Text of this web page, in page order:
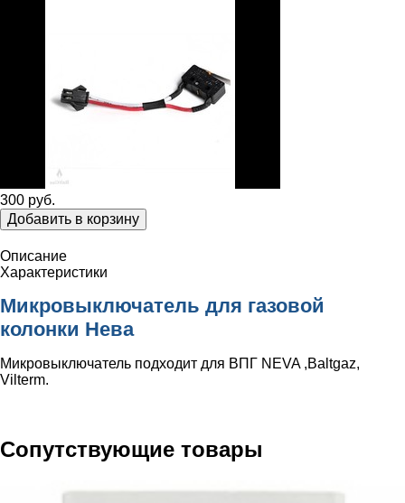
300 руб.
Добавить в корзину
Описание
Характеристики
Микровыключатель для газовой
колонки Нева
Микровыключатель подходит для ВПГ NEVA ,Baltgaz,
Vilterm.
Сопутствующие товары